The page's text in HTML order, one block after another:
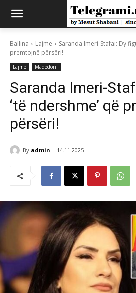
Ballina Lajme
Saranda Imeri-Stafai: Dy
premtojnë përsëri!
Lajme Maqedoni
Saranda Imeri-
‘të ndershme’ që
përsëri!
By admin 14.11.2025